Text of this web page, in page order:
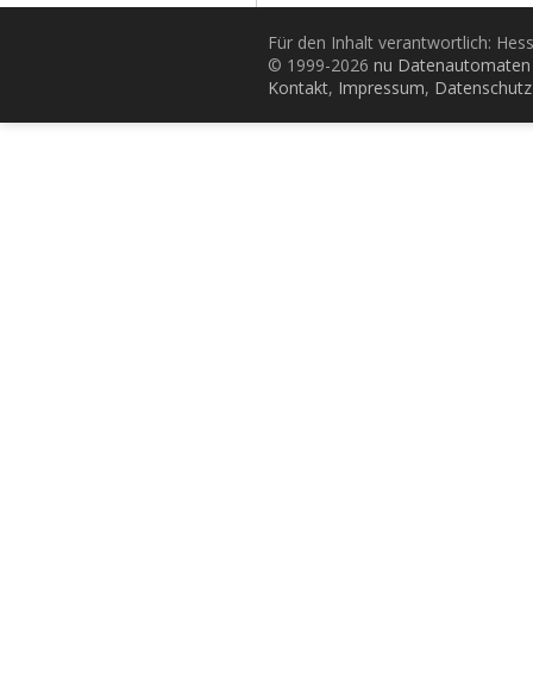
Für den Inhalt verantwortlich:
© 1999-2026 nu
Kontakt, Impressum, Datenschutz